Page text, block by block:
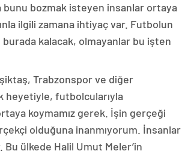
bunu bozmak isteyen insanlar ortaya
ilgili zamana ihtiyaç var. Futbolun
kalacak, olmayanlar bu işten
Trabzonspor ve diğer
heyetiyle, futbolcularıyla
koymamız gerek. İşin gerçeği
olduğuna inanmıyorum. İnsanlar
ülkede Halil Umut Meler’in